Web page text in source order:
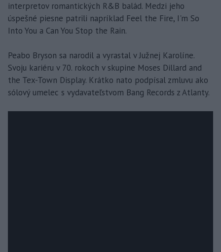
interpretov romantických R&B balád. Medzi jeho
úspešné piesne patrili napríklad Feel the Fire, I'm So
Into You a Can You Stop the Rain.
Peabo Bryson sa narodil a vyrastal v Južnej Karolíne.
Svoju kariéru v 70. rokoch v skupine Moses Dillard and
the Tex-Town Display. Krátko nato podpísal zmluvu ako
sólový umelec s vydavateľstvom Bang Records z Atlanty.